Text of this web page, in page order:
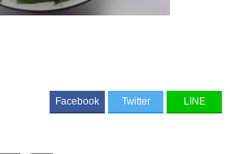
Facebook Twitter LINE